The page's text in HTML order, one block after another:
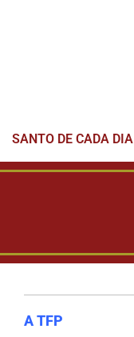
SANTO DE CADA DIA
A TFP